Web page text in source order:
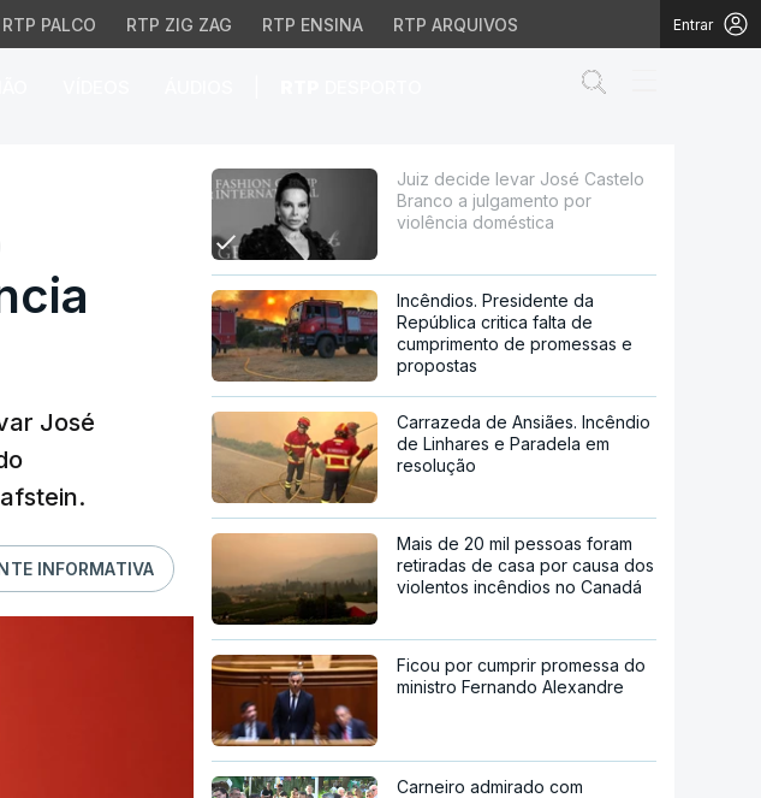
RTP PALCO RTP ZIG ZAG RTP ENSINA RTP ARQUIVOS Entrar
a julgamento por
José
INFORMATIVA
Juiz decide levar José Castelo
Branco a julgamento por
violência doméstica
Incêndios. Presidente da
República critica falta de
cumprimento de promessas e
propostas
Carrazeda de Ansiães. Incêndio
de Linhares e Paradela em
resolução
Mais de 20 mil pessoas foram
retiradas de casa por causa dos
violentos incêndios no Canadá
Ficou por cumprir promessa do
ministro Fernando Alexandre
Carneiro admirado com